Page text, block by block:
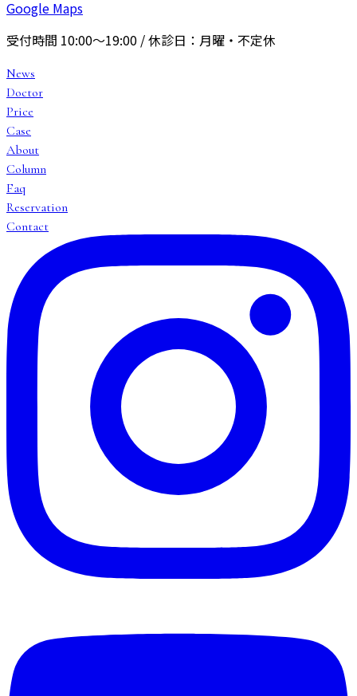
Google Maps
受付時間 10:00〜19:00 / 休診日： 月曜・不定休
News
Doctor
Price
Case
About
Column
Faq
Reservation
Contact